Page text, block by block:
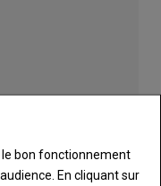
le bon fonctionnement
En cliquant sur